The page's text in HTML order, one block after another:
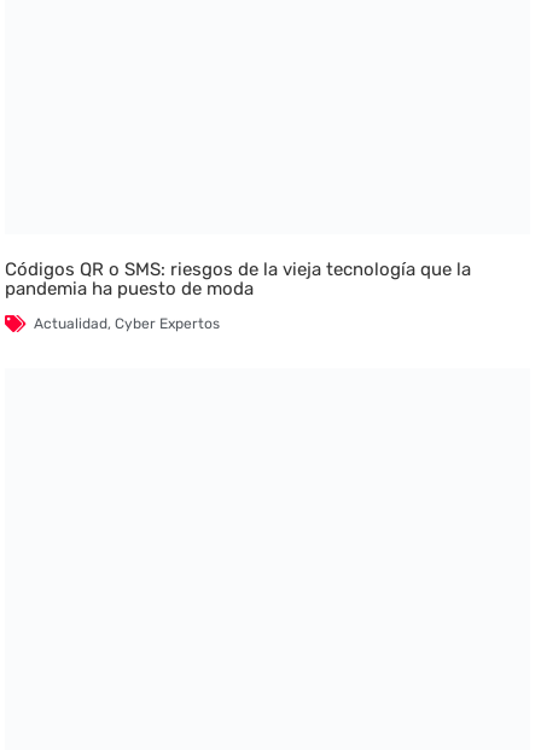
Códigos QR o SMS: riesgos de la vieja tecnología que la
pandemia ha puesto de moda
Actualidad,Cyber Expertos